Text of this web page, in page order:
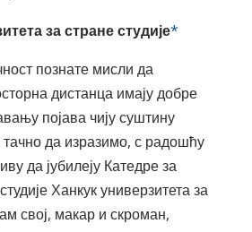
за стране студије*
познате мисли да
дистанца имају добре
појава чију суштину
да изразимо, с радошћу
да јубилеју Катедре за
Ханкук универзитета за
свој, макар и скроман,